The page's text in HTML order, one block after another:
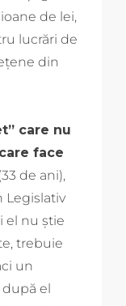
de lei,
lucrări de
din
care nu
face
de ani),
Legislativ
el nu ştie
trebuie
un
el